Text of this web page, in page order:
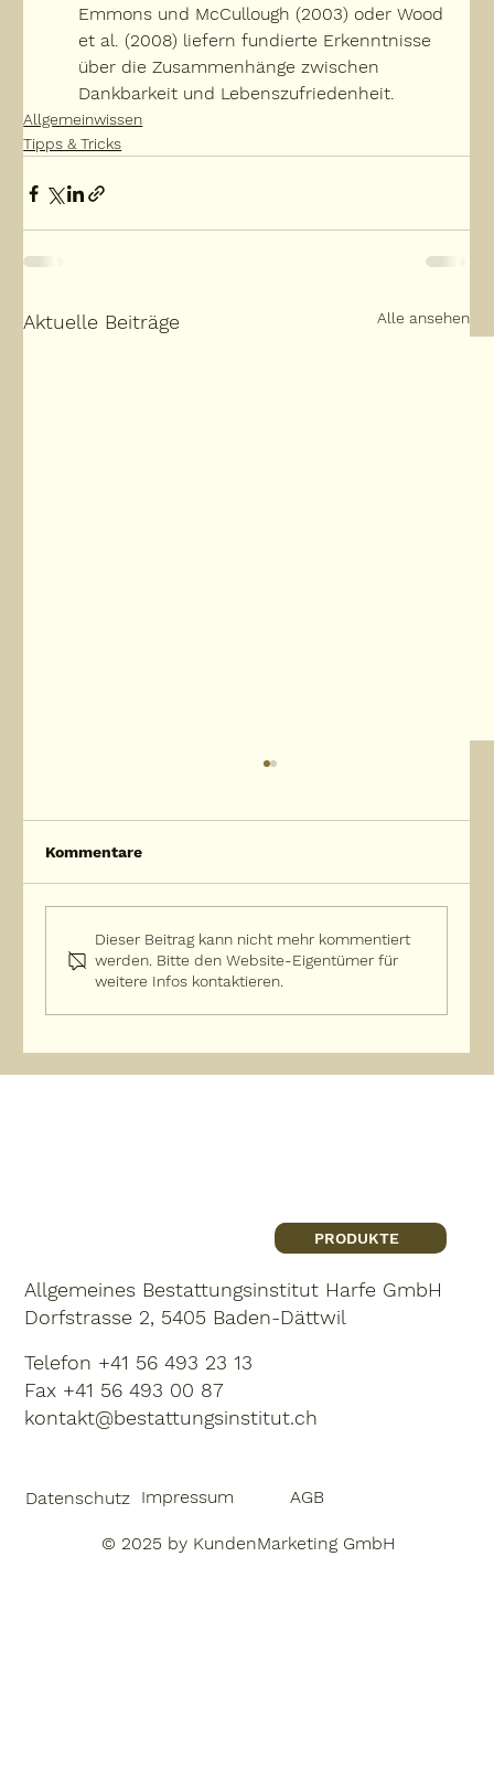
Emmons und McCullough (2003) oder Wood
et al. (2008) liefern fundierte Erkenntnisse
über die Zusammenhänge zwischen
Dankbarkeit und Lebenszufriedenheit.
Allgemeinwissen
Tipps & Tricks
Aktuelle Beiträge Alle ansehen
Wenn der Tod einen neuen Anfang
Kommentare
Dieser Beitrag kann nicht mehr kommentiert
werden. Bitte den Website-Eigentümer für
weitere Infos kontaktieren.
Allgemeines Bestattungsinstitut Harfe GmbH
Dorfstrasse 2, 5405 Baden-Dättwil
Telefon +41 56 493 23 13
Fax +41 56 493 00 87
kontakt@bestattungsinstitut.ch
PRODUKTE
Datenschutz Impressum AGB
© 2025 by KundenMarketing GmbH